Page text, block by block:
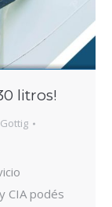
litros!
CIA podés